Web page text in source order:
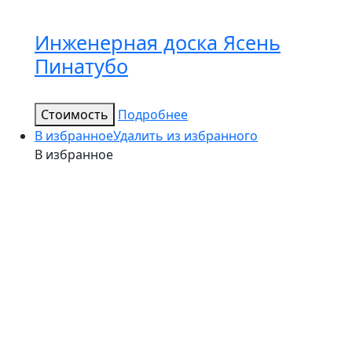
Инженерная доска Ясень
Пинатубо
Стоимость
Подробнее
В избранноеУдалить из избранного
В избранное